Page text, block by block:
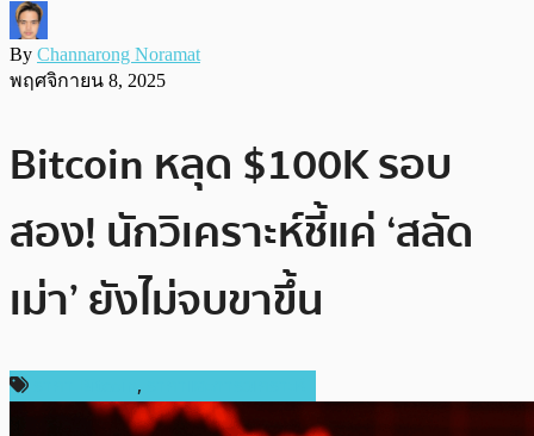
By Channarong Noramat
พฤศจิกายน 8, 2025
Bitcoin หลุด $100K รอบ
สอง! นักวิเคราะห์ชี้แค่ ‘สลัด
เม่า’ ยังไม่จบขาขึ้น
,